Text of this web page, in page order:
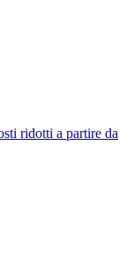
ridotti a partire da